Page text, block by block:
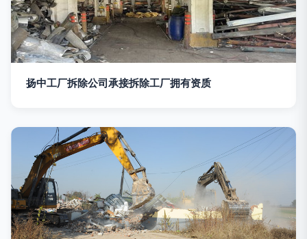
扬中工厂拆除公司承接拆除工厂拥有资质